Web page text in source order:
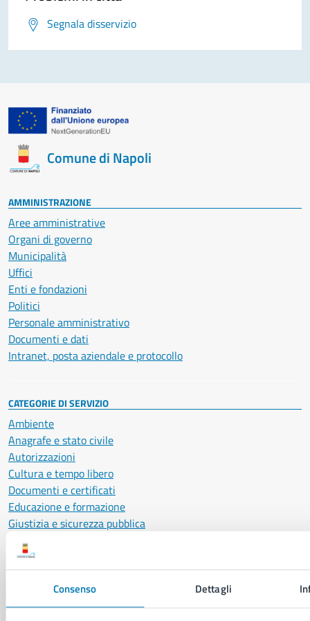
Consenso Dettagli
Segnala disservizio
Comune di Napoli
AMMINISTRAZIONE
Aree amministrative
Organi di governo
Municipalità
Uffici
Enti e fondazioni
Politici
Personale amministrativo
Documenti e dati
Intranet, posta aziendale e protocollo
CATEGORIE DI SERVIZIO
Ambiente
Anagrafe e stato civile
Autorizzazioni
Cultura e tempo libero
Documenti e certificati
Educazione e formazione
Giustizia e sicurezza pubblica
Imprese e commercio
Salute, benessere e assistenza
Vita lavorativa